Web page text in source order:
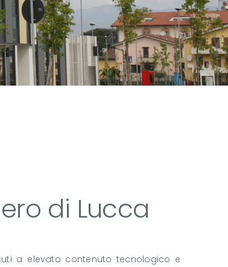
di Lucca
a elevato contenuto tecnologico e